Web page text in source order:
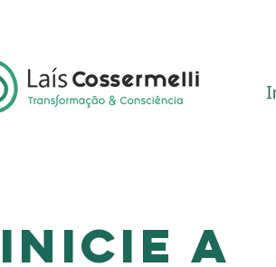
INICIE A